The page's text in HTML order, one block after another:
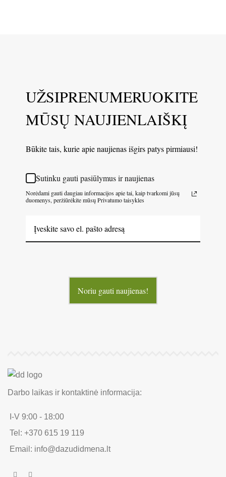
UŽSIPRENUMERUOKITE
MŪSŲ NAUJIENLAIŠKĮ
Būkite tais, kurie apie naujienas išgirs patys pirmiausi!
Sutinku gauti pasiūlymus ir naujienas
Norėdami gauti daugiau informacijos apie tai, kaip tvarkomi jūsų
duomenys, peržiūrėkite mūsų Privatumo taisykles
Noriu gauti naujienas!
Darbo laikas ir kontaktinė informacija:
I-V 9:00 - 18:00
Tel: +370 615 19 119
Email: info@dazudidmena.lt